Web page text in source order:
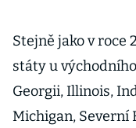
Stejně jako v roce
státy u
Georgii, Illinois,
Michigan, Severní